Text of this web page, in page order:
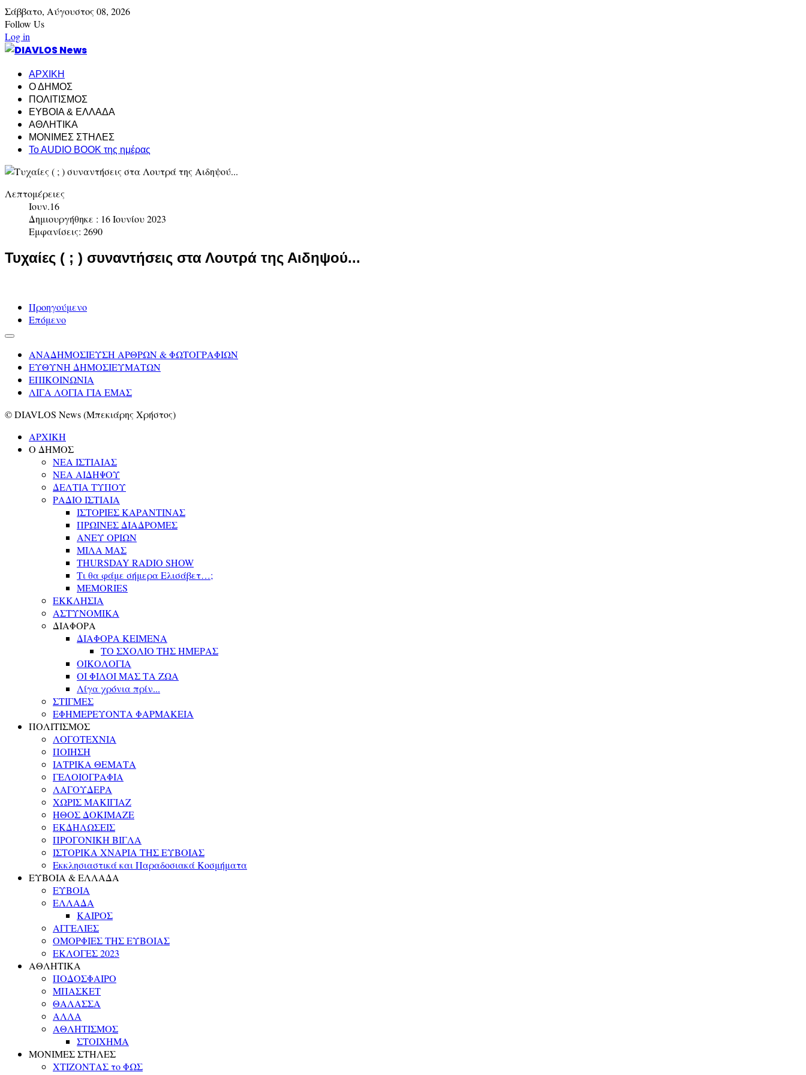
Σάββατο, Αύγουστος 08, 2026
Follow Us
Log in
ΑΡΧΙΚΗ
Ο ΔΗΜΟΣ
ΠΟΛΙΤΙΣΜΟΣ
ΕΥΒΟΙΑ & ΕΛΛΑΔΑ
ΑΘΛΗΤΙΚΑ
ΜΟΝΙΜΕΣ ΣΤΗΛΕΣ
To AUDIO BOOK της ημέρας
Λεπτομέρειες
Ιουν.16
Δημιουργήθηκε : 16 Ιουνίου 2023
Εμφανίσεις: 2690
Τυχαίες ( ; ) συναντήσεις στα Λουτρά της Αιδηψού...
Προηγούμενο
Επόμενο
ΑΝΑΔΗΜΟΣΙΕΥΣΗ ΑΡΘΡΩΝ & ΦΩΤΟΓΡΑΦΙΩΝ
ΕΥΘΥΝΗ ΔΗΜΟΣΙΕΥΜΑΤΩΝ
ΕΠΙΚΟΙΝΩΝΙΑ
ΛΙΓΑ ΛΟΓΙΑ ΓΙΑ ΕΜΑΣ
© DIAVLOS News (Μπεκιάρης Χρήστος)
ΑΡΧΙΚΗ
Ο ΔΗΜΟΣ
ΝΕΑ ΙΣΤΙΑΙΑΣ
ΝΕΑ ΑΙΔΗΨΟΥ
ΔΕΛΤΙΑ ΤΥΠΟΥ
ΡΑΔΙΟ ΙΣΤΙΑΙΑ
ΙΣΤΟΡΙΕΣ ΚΑΡΑΝΤΙΝΑΣ
ΠΡΩΙΝΕΣ ΔΙΑΔΡΟΜΕΣ
ΑΝΕΥ ΟΡΙΩΝ
ΜΙΛΑ ΜΑΣ
THURSDAY RADIO SHOW
Τι θα φάμε σήμερα Ελισάβετ…;
MEMORIES
ΕΚΚΛΗΣΙΑ
ΑΣΤΥΝΟΜΙΚΑ
ΔΙΑΦΟΡΑ
ΔΙΑΦΟΡΑ ΚΕΙΜΕΝΑ
ΤΟ ΣΧΟΛΙΟ ΤΗΣ ΗΜΕΡΑΣ
ΟΙΚΟΛΟΓΙΑ
ΟΙ ΦΙΛΟΙ ΜΑΣ ΤΑ ΖΩΑ
Λίγα χρόνια πρίν...
ΣΤΙΓΜΕΣ
ΕΦΗΜΕΡΕΥΟΝΤΑ ΦΑΡΜΑΚΕΙΑ
ΠΟΛΙΤΙΣΜΟΣ
ΛΟΓΟΤΕΧΝΙΑ
ΠΟΙΗΣΗ
ΙΑΤΡΙΚΑ ΘΕΜΑΤΑ
ΓΕΛΟΙΟΓΡΑΦΙΑ
ΛΑΓΟΥΔΕΡΑ
ΧΩΡΙΣ ΜΑΚΙΓΙΑΖ
ΗΘΟΣ ΔΟΚΙΜΑΖΕ
ΕΚΔΗΛΩΣΕΙΣ
ΠΡΟΓΟΝΙΚΗ ΒΙΓΛΑ
ΙΣΤΟΡΙΚΑ ΧΝΑΡΙΑ ΤΗΣ ΕΥΒΟΙΑΣ
Εκκλησιαστικά και Παραδοσιακά Κοσμήματα
ΕΥΒΟΙΑ & ΕΛΛΑΔΑ
ΕΥΒΟΙΑ
ΕΛΛΑΔΑ
ΚΑΙΡΟΣ
ΑΓΓΕΛΙΕΣ
ΟΜΟΡΦΙΕΣ ΤΗΣ ΕΥΒΟΙΑΣ
ΕΚΛΟΓΕΣ 2023
ΑΘΛΗΤΙΚΑ
ΠΟΔΟΣΦΑΙΡΟ
ΜΠΑΣΚΕΤ
ΘΑΛΑΣΣΑ
ΑΛΛΑ
ΑΘΛΗΤΙΣΜΟΣ
ΣΤΟΙΧΗΜΑ
ΜΟΝΙΜΕΣ ΣΤΗΛΕΣ
ΧΤΙΖΟΝΤΑΣ το ΦΩΣ